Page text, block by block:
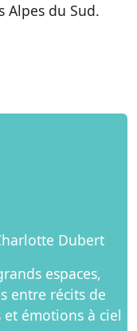
du Sud.
Dubert
espaces,
entre récits de
émotions à ciel